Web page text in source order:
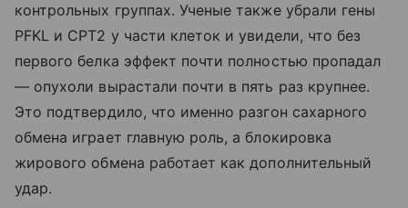
контрольных группах. Ученые также убрали гены
PFKL и CPT2 у части клеток и увидели, что без
первого белка эффект почти полностью пропадал
— опухоли вырастали почти в пять раз крупнее.
Это подтвердило, что именно разгон сахарного
обмена играет главную роль, а блокировка
жирового обмена работает как дополнительный
удар.